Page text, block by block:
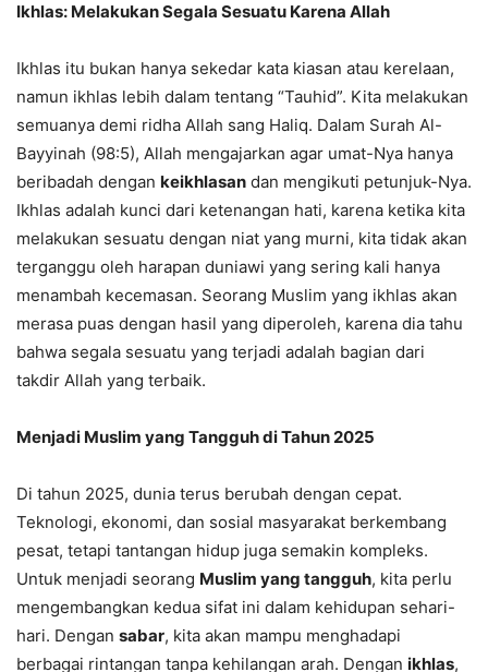
Ikhlas: Melakukan Segala Sesuatu Karena Allah
Ikhlas itu bukan hanya sekedar kata kiasan atau kerelaan,
namun ikhlas lebih dalam tentang “Tauhid”. Kita melakukan
semuanya demi ridha Allah sang Haliq. Dalam Surah Al-
Bayyinah (98:5), Allah mengajarkan agar umat-Nya hanya
beribadah dengan keikhlasan dan mengikuti petunjuk-Nya.
Ikhlas adalah kunci dari ketenangan hati, karena ketika kita
melakukan sesuatu dengan niat yang murni, kita tidak akan
terganggu oleh harapan duniawi yang sering kali hanya
menambah kecemasan. Seorang Muslim yang ikhlas akan
merasa puas dengan hasil yang diperoleh, karena dia tahu
bahwa segala sesuatu yang terjadi adalah bagian dari
takdir Allah yang terbaik.
Menjadi Muslim yang Tangguh di Tahun 2025
Di tahun 2025, dunia terus berubah dengan cepat.
Teknologi, ekonomi, dan sosial masyarakat berkembang
pesat, tetapi tantangan hidup juga semakin kompleks.
Untuk menjadi seorang Muslim yang tangguh, kita perlu
mengembangkan kedua sifat ini dalam kehidupan sehari-
hari. Dengan sabar, kita akan mampu menghadapi
berbagai rintangan tanpa kehilangan arah. Dengan ikhlas,